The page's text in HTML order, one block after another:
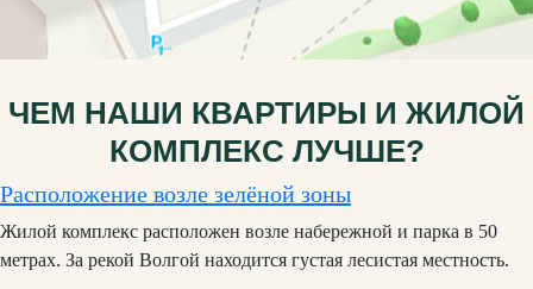
ЧЕМ НАШИ КВАРТИРЫ И ЖИЛОЙ
КОМПЛЕКС ЛУЧШЕ?
Жилой комплекс расположен возле набережной и парка в 50
метрах. За рекой Волгой находится густая лесистая местность.